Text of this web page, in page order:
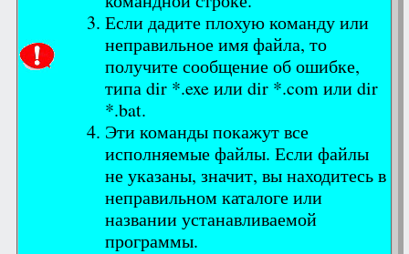
Если дадите плохую команду или
неправильное имя файла, то
получите сообщение об ошибке,
типа dir *.exe или dir *.com или dir
*.bat.
Эти команды покажут все
исполняемые файлы. Если файлы
не указаны, значит, вы находитесь в
неправильном каталоге или
названии устанавливаемой
программы.